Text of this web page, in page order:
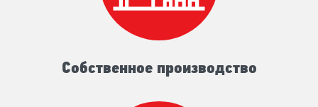
Собственное производство